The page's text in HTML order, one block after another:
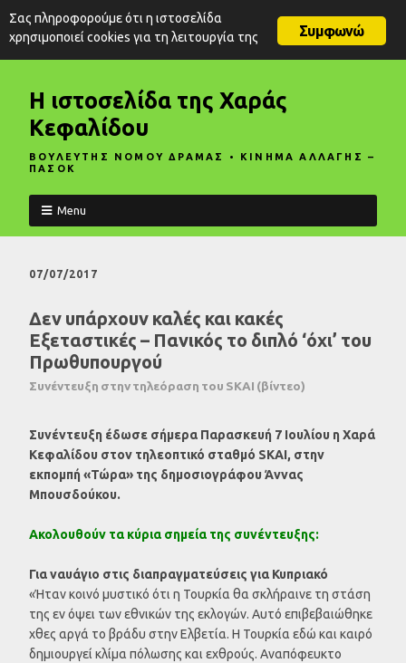
Η ιστοσελίδα της Χαράς
Κεφαλίδου
ΒΟΥΛΕΥΤΗΣ ΝΟΜΟΥ ΔΡΑΜΑΣ • ΚΙΝΗΜΑ ΑΛΛΑΓΗΣ –
ΠΑΣΟΚ
Menu
07/07/2017
Δεν υπάρχουν καλές και κακές
Εξεταστικές – Πανικός το διπλό ‘όχι’ του
Πρωθυπουργού
Συνέντευξη στην τηλεόραση του SKAI (βίντεο)
Συνέντευξη έδωσε σήμερα Παρασκευή 7 Ιουλίου η Χαρά
Κεφαλίδου στον τηλεοπτικό σταθμό SKAI, στην
εκπομπή «Τώρα» της δημοσιογράφου Άννας
Μπουσδούκου.
Ακολουθούν τα κύρια σημεία της συνέντευξης:
Για ναυάγιο στις διαπραγματεύσεις για Κυπριακό
«Ήταν κοινό μυστικό ότι η Τουρκία θα σκλήραινε τη στάση
της εν όψει των εθνικών της εκλογών. Αυτό επιβεβαιώθηκε
χθες αργά το βράδυ στην Ελβετία. Η Τουρκία εδώ και καιρό
δημιουργεί κλίμα πόλωσης και εχθρούς. Αναπόφευκτο
Συμφωνώ
Σας πληροφορούμε ότι η ιστοσελίδα
χρησιμοποιεί cookies για τη λειτουργία της